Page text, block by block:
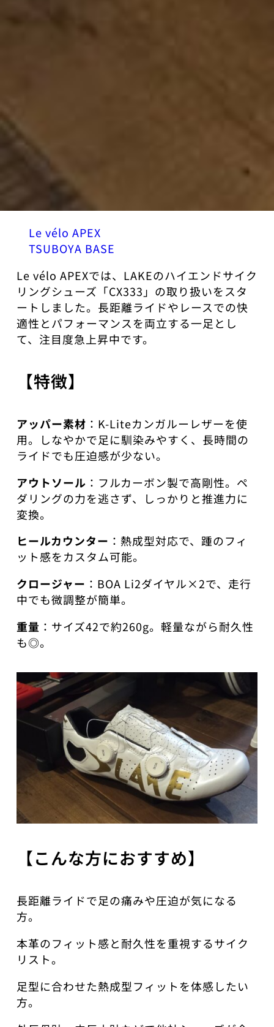
Le vélo APEX
TSUBOYA BASE
Le vélo APEXでは、LAKEのハイエンドサイク
リングシューズ「CX333」の取り扱いをスタ
ートしました。長距離ライドやレースでの快
適性とパフォーマンスを両立する一足とし
て、注目度急上昇中です。
【特徴】
アッパー素材 ：K-Liteカンガルーレザーを使
用。しなやかで足に馴染みやすく、長時間の
ライドでも圧迫感が少ない。
アウトソール ：フルカーボン製で高剛性。ペ
ダリングの力を逃さず、しっかりと推進力に
変換。
ヒールカウンター ：熱成型対応で、踵のフィ
ット感をカスタム可能。
クロージャー ：BOA Li2ダイヤル×2で、走行
中でも微調整が簡単。
重量 ：サイズ42で約260g。軽量ながら耐久性
も◎。
【こんな方におすすめ】
長距離ライドで足の痛みや圧迫が気になる
方。
本革のフィット感と耐久性を重視するサイク
リスト。
足型に合わせた熱成型フィットを体感したい
方。